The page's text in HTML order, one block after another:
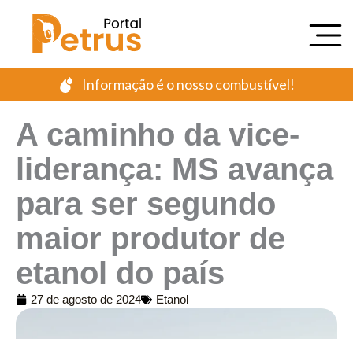
Informação é o nosso combustível!
A caminho da vice-
liderança: MS avança
para ser segundo
maior produtor de
etanol do país
27 de agosto de 2024 Etanol